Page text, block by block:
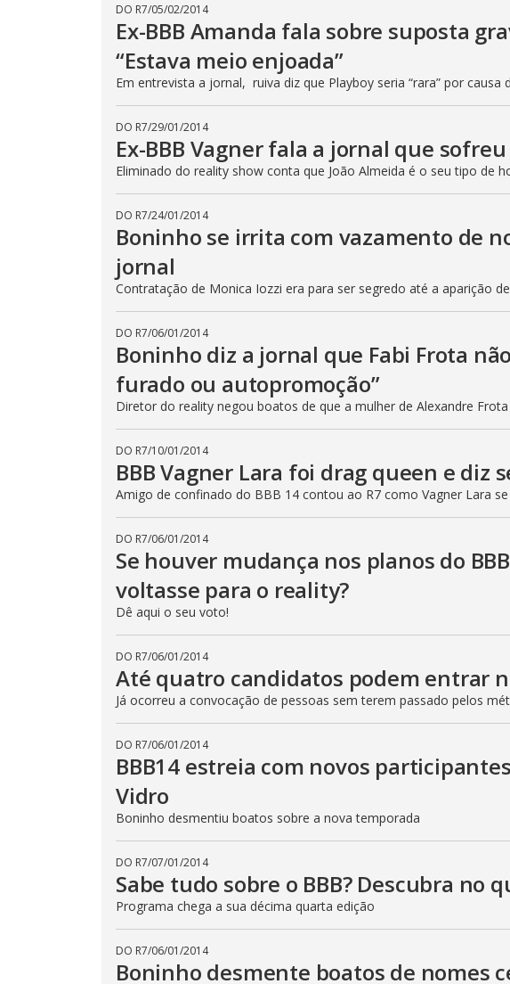
DO R7/05/02/2014
Ex-BBB Amanda fala sobre suposta
“Estava meio enjoada”
Em entrevista a jornal, ruiva diz que Playboy seria “rara” por causa
DO R7/29/01/2014
Ex-BBB Vagner fala a jornal que
Eliminado do reality show conta que João Almeida é o seu tipo de
DO R7/24/01/2014
Boninho se irrita com vazamento de
jornal
Contratação de Monica Iozzi era para ser segredo até a aparição
DO R7/06/01/2014
Boninho diz a jornal que Fabi Frota
furado ou autopromoção”
Diretor do reality negou boatos de que a mulher de Alexandre
DO R7/10/01/2014
BBB Vagner Lara foi drag queen e diz
Amigo de confinado do BBB 14 contou ao R7 como Vagner Lara
DO R7/06/01/2014
Se houver mudança nos planos do
voltasse para o reality?
Dê aqui o seu voto!
DO R7/06/01/2014
Até quatro candidatos podem entrar
Já ocorreu a convocação de pessoas sem terem passado pelos
DO R7/06/01/2014
BBB14 estreia com novos
Vidro
Boninho desmentiu boatos sobre a nova temporada
DO R7/07/01/2014
Sabe tudo sobre o BBB? Descubra no
Programa chega a sua décima quarta edição
DO R7/06/01/2014
Boninho desmente boatos de nomes